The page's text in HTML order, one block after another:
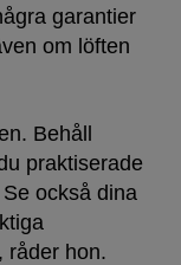
garantier
om löften
Behåll
praktiserade
också dina
råder hon.